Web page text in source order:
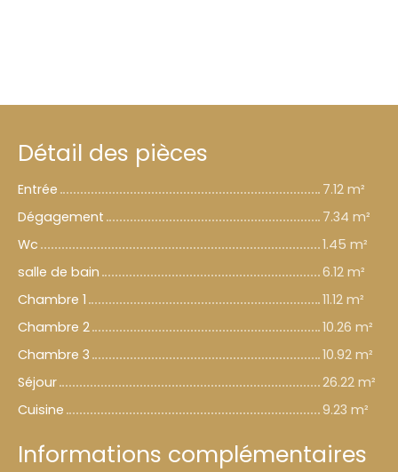
Détail des pièces
Entrée
7.12 m²
Dégagement
7.34 m²
Wc
1.45 m²
salle de bain
6.12 m²
Chambre 1
11.12 m²
Chambre 2
10.26 m²
Chambre 3
10.92 m²
Séjour
26.22 m²
Cuisine
9.23 m²
Informations complémentaires